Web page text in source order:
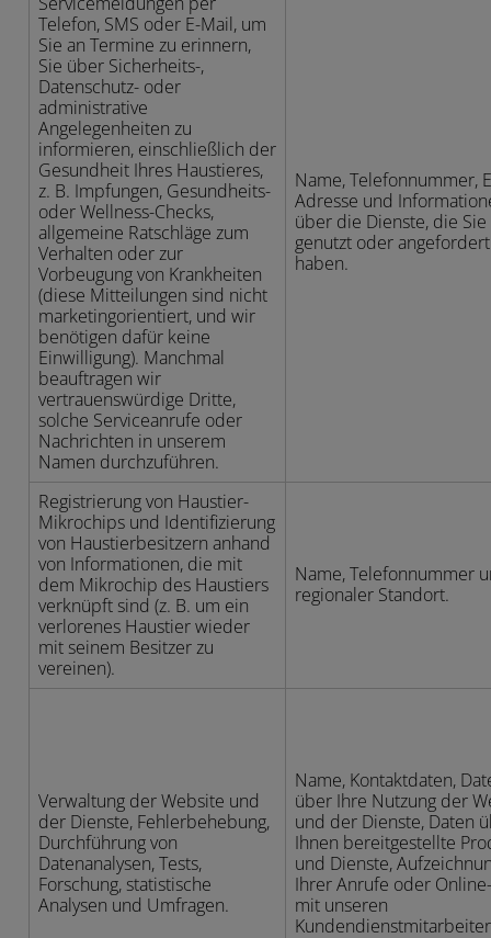
Telefon, SMS oder E-Mail, um
Sie an Termine zu erinnern,
Sie über Sicherheits-,
Datenschutz- oder
administrative
Angelegenheiten zu
informieren, einschließlich der
Gesundheit Ihres Haustieres,
z. B. Impfungen, Gesundheits-
oder Wellness-Checks,
allgemeine Ratschläge zum
Verhalten oder zur
Vorbeugung von Krankheiten
(diese Mitteilungen sind nicht
marketingorientiert, und wir
benötigen dafür keine
Einwilligung). Manchmal
beauftragen wir
vertrauenswürdige Dritte,
solche Serviceanrufe oder
Nachrichten in unserem
Namen durchzuführen.
Name, Telefonnummer,
Adresse und
über die Dienste, die Sie
genutzt oder angefordert
haben.
Registrierung von Haustier-
Mikrochips und Identifizierung
von Haustierbesitzern anhand
von Informationen, die mit
dem Mikrochip des Haustiers
verknüpft sind (z. B. um ein
verlorenes Haustier wieder
mit seinem Besitzer zu
vereinen).
Name, Telefonnummer
regionaler Standort.
Verwaltung der Website und
der Dienste, Fehlerbehebung,
Durchführung von
Datenanalysen, Tests,
Forschung, statistische
Analysen und Umfragen.
Name, Kontaktdaten,
über Ihre Nutzung der
und der Dienste, Daten
Ihnen bereitgestellte
und Dienste,
Ihrer Anrufe oder
mit unseren